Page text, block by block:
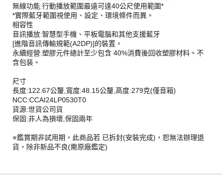
無線功能:行動播放範圍最遠可達40公尺使用範圍*
*實際藍牙範圍視使用、設定、環境條件而異。
相容性
音訊播放:智慧型手機、平板電腦和其他支援藍牙
[進階音訊傳輸規範(A2DP)]的裝置。
永續經營:塑膠元件總計至少包含 40%消費後回收塑膠材料。不
含包装。
尺寸
長度:122.67公釐,寬度:48.15公釐,高度:279克(僅音箱)
NCC:CCAI24LP0530T0
貨源:世貨公司貨
保固:非人為損壞,保固兩年
※鑑賞期非試用期，此商品若 已拆封(安裝完成)，恕無法辦理退
貨，除非新品不良(需原廠鑑定)